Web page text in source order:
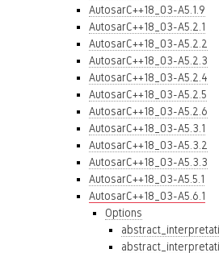
AutosarC++18_03-A5.1.9
AutosarC++18_03-A5.2.1
AutosarC++18_03-A5.2.2
AutosarC++18_03-A5.2.3
AutosarC++18_03-A5.2.4
AutosarC++18_03-A5.2.5
AutosarC++18_03-A5.2.6
AutosarC++18_03-A5.3.1
AutosarC++18_03-A5.3.2
AutosarC++18_03-A5.3.3
AutosarC++18_03-A5.5.1
AutosarC++18_03-A5.6.1
Options